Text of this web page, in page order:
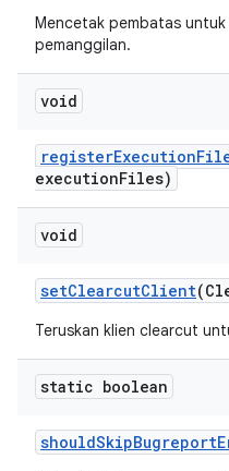
Mencetak pembatas
pemanggilan.
void
registerExecution
executionFiles)
void
setClearcutClient
Teruskan klien clearcut
static boolean
shouldSkipBugreport